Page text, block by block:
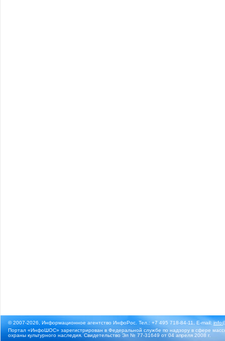
© 2007-2026, Информационное агентство ИнфоРос. Тел.: +7 495 718-84-11, E-mail:
Портал «ИнфоШОС» зарегистрирован в Федеральной службе по надзору в сфере
охраны культурного наследия. Свидетельство Эл № 77-31649 от 04 апреля 2008 г.